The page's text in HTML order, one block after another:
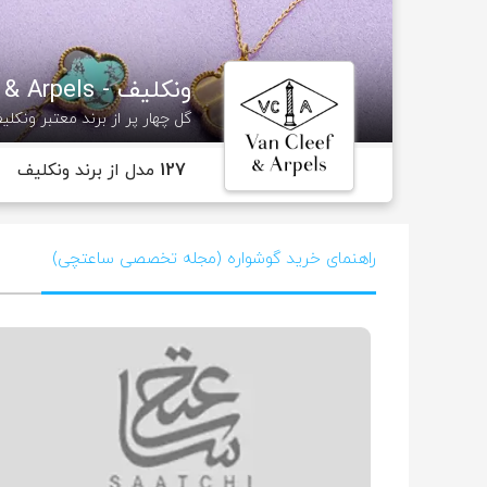
ونکلیف - Van Cleef & Arpels
گل چهار پر از برند معتبر
127 مدل از برند ونکلیف
راهنمای خرید گوشواره (مجله تخصصی ساعتچی)